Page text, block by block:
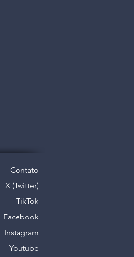
Contato
X (Twitter)
TikTok
Facebook
Instagram
Youtube